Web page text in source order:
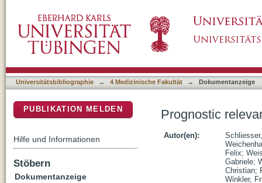
Universitätsbibliographie → 4 Medizinische Fakultät → Dokumentanzeige
Prognostic
Autor(en):
Felix;
Gabriele;
Christian;
Winkler,
PUBLIKATION MELDEN
Hilfe und Informationen
Stöbern
Dokumentanzeige